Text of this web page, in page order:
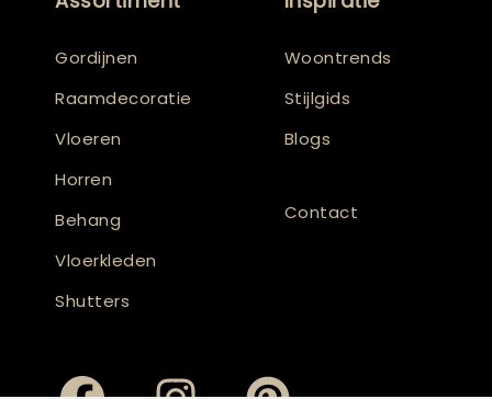
Gordijnen
Raamdecoratie
Vloeren
Horren
Behang
Vloerkleden
Shutters
Woontrends
Stijlgids
Blogs
Contact